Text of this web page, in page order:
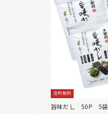
送料無料
旨味だし 50P 5袋